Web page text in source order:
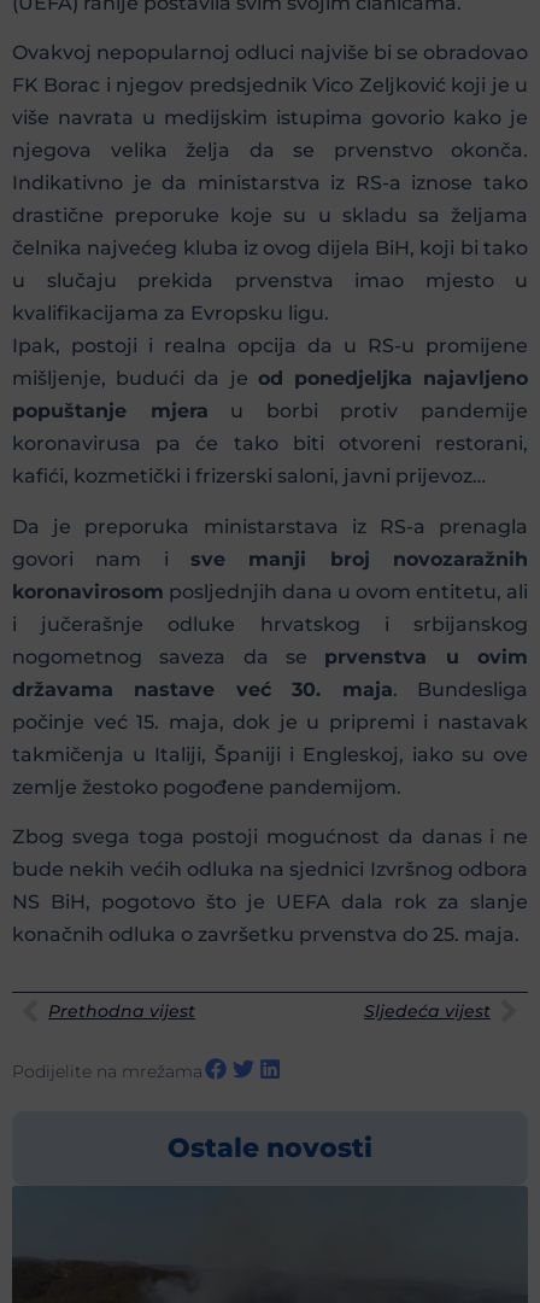
Ovakvoj nepopularnoj odluci najviše bi se obradovao
FK Borac i njegov predsjednik Vico Zeljković koji je u
više navrata u medijskim istupima govorio kako je
njegova velika želja da se prvenstvo okonča.
Indikativno je da ministarstva iz RS-a iznose tako
drastične preporuke koje su u skladu sa željama
čelnika najvećeg kluba iz ovog dijela BiH, koji bi tako
u slučaju prekida prvenstva imao mjesto u
kvalifikacijama za Evropsku ligu.
Ipak, postoji i realna opcija da u RS-u promijene
mišljenje, budući da je od ponedjeljka najavljeno
popuštanje mjera u borbi protiv pandemije
koronavirusa pa će tako biti otvoreni restorani,
kafići, kozmetički i frizerski saloni, javni prijevoz…
Da je preporuka ministarstava iz RS-a prenagla
govori nam i sve manji broj novozaražnih
koronavirosom posljednjih dana u ovom entitetu, ali
i jučerašnje odluke hrvatskog i srbijanskog
nogometnog saveza da se prvenstva u ovim
državama nastave već 30. maja. Bundesliga
počinje već 15. maja, dok je u pripremi i nastavak
takmičenja u Italiji, Španiji i Engleskoj, iako su ove
zemlje žestoko pogođene pandemijom.
Zbog svega toga postoji mogućnost da danas i ne
bude nekih većih odluka na sjednici Izvršnog odbora
NS BiH, pogotovo što je UEFA dala rok za slanje
konačnih odluka o završetku prvenstva do 25. maja.
Prethodna vijest Sljedeća vijest
Podijelite na mrežama
Ostale novosti